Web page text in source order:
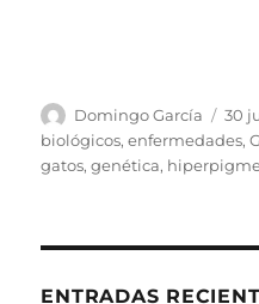
Autor
Domingo García
el
30
biológicos,enfermedades,
gatos,genética,
ENTRADAS